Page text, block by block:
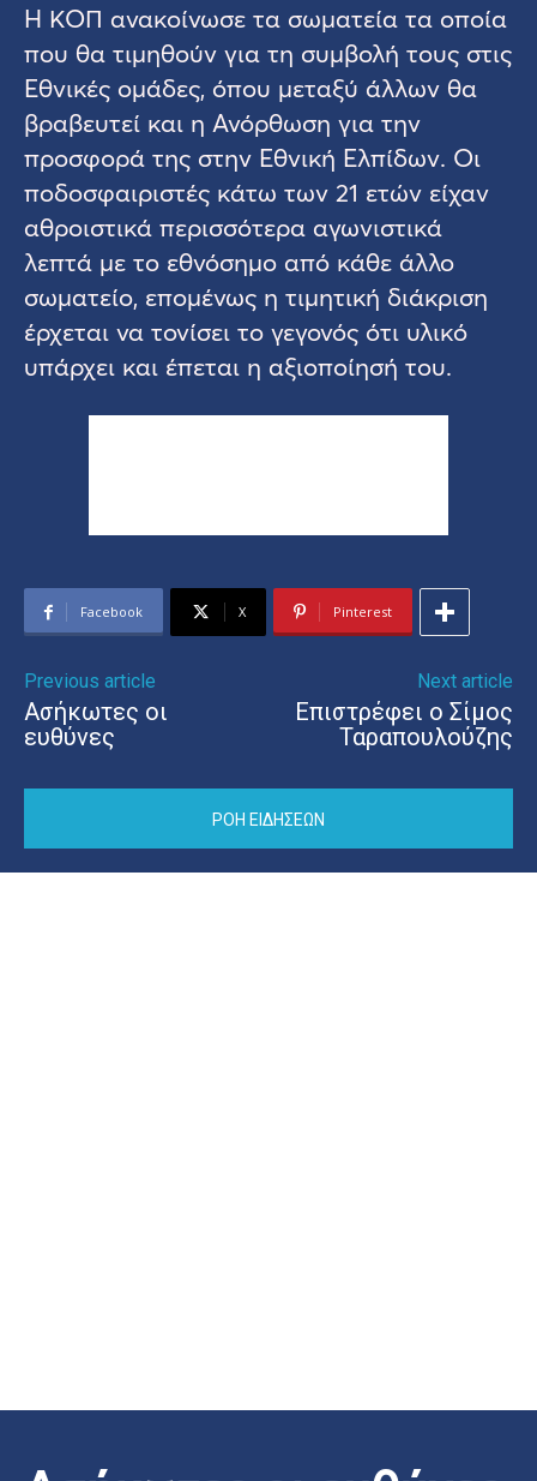
Η ΚΟΠ ανακοίνωσε τα σωματεία τα οποία
που θα τιμηθούν για τη συμβολή τους στις
Εθνικές ομάδες, όπου μεταξύ άλλων θα
βραβευτεί και η Ανόρθωση για την
προσφορά της στην Εθνική Ελπίδων. Οι
ποδοσφαιριστές κάτω των 21 ετών είχαν
αθροιστικά περισσότερα αγωνιστικά
λεπτά με το εθνόσημο από κάθε άλλο
σωματείο, επομένως η τιμητική διάκριση
έρχεται να τονίσει το γεγονός ότι υλικό
υπάρχει και έπεται η αξιοποίησή του.
Facebook X Pinterest
Previous article
Ασήκωτες οι
ευθύνες
Next article
Επιστρέφει ο Σίμος
Ταραπουλούζης
ΡΟΗ ΕΙΔΗΣΕΩΝ